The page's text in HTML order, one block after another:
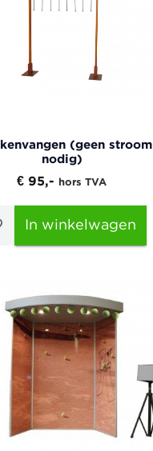
(geen stroom
nodig)
€ 95,- hors TVA
In winkelwagen